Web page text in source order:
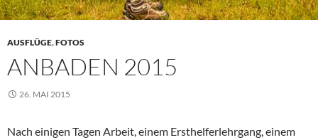
AUSFLÜGE,FOTOS
ANBADEN 2015
26. MAI 2015
Nach einigen Tagen Arbeit, einem Ersthelferlehrgang, einem